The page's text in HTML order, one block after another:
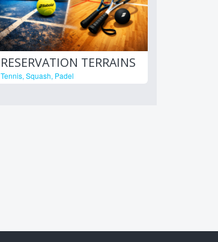
RESERVATION TERRAINS
Tennis, Squash, Padel